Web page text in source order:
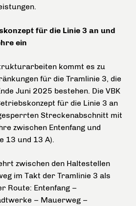
für die Linie 3 an und
ein
kommt es zu
für die Tramlinie 3, die
Juni 2025 bestehen. Die VBK
für die Linie 3 an
Streckenabschnitt mit
zwischen Entenfang und
13 und 13 A).
zwischen den Haltestellen
im Takt der Tramlinie 3 als
Route: Entenfang –
– Mauerweg –